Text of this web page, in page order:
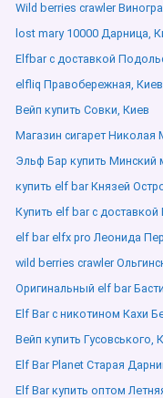
Wild berries crawler
lost mary 10000 Дарница,
Elfbar с доставкой
elfliq Правобережная, Киев
Вейп купить Совки, Киев
Магазин сигарет Николая
Эльф Бар купить Минский
купить elf bar Князей
Купить elf bar с доставкой
elf bar elfx pro Леонида
wild berries crawler
Оригинальный elf bar
Elf Bar с никотином Кахи
Вейп купить Гусовського,
Elf Bar Planet Старая
Elf Bar купить оптом